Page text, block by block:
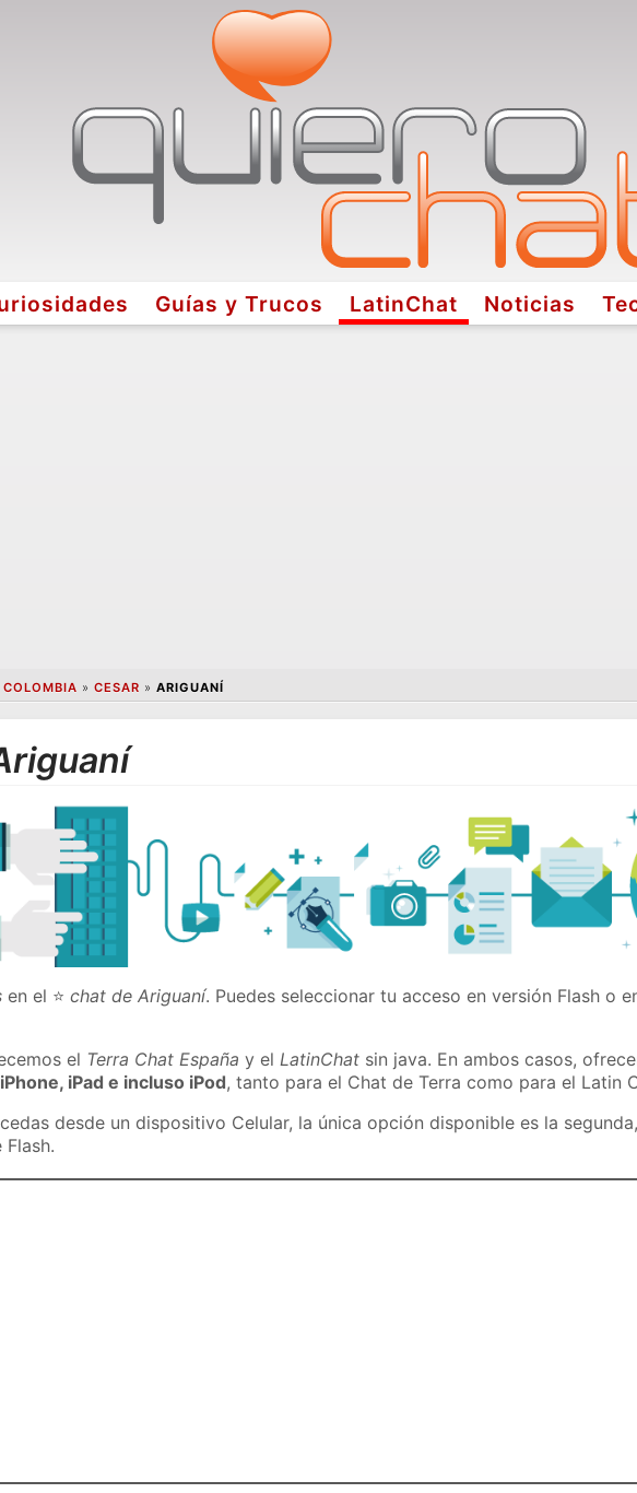
Guías y Trucos LatinChat Noticias
COLOMBIA » CESAR » ARIGUANÍ
en el ⭐chat de Ariguaní. Puedes seleccionar tu acceso en versión Flash o
el Terra Chat España y elLatinChat sin java. En ambos casos,
iPad e incluso iPod, tanto para el Chat de Terra como para el Latin
desde un dispositivo Celular, la única opción disponible es la